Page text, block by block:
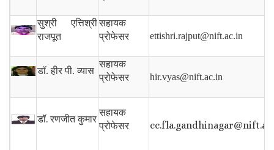
सुश्री एत्तिश्री
राजपूत
सहायक
प्रोफेसर
ettishri.rajput@nift.ac.in
डॉ. हीर पी. व्यास
सहायक
प्रोफेसर
hir.vyas@nift.ac.in
डॉ.रणजीत कुमार
सहायक
प्रोफेसर